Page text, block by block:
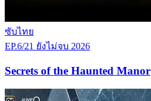
ซับไทย
EP.6/21 ยังไม่จบ 2026
Secrets of the Haunted Manor